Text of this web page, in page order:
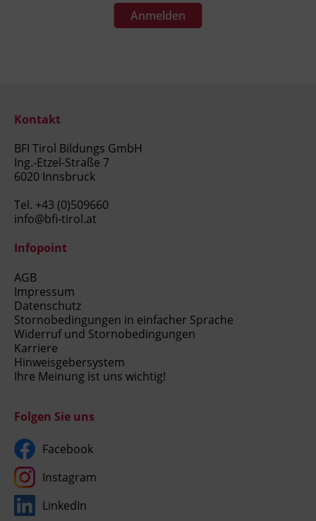
Anmelden
Kontakt
BFI Tirol Bildungs GmbH
Ing.-Etzel-Straße 7
6020 Innsbruck
Tel. +43 (0)509660
info@bfi-tirol.at
Infopoint
AGB
Impressum
Datenschutz
Stornobedingungen in einfacher Sprache
Widerruf und Stornobedingungen
Karriere
Hinweisgebersystem
Ihre Meinung ist uns wichtig!
Folgen Sie uns
Facebook
Instagram
LinkedIn